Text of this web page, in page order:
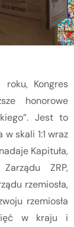
Kongres
honorowe
Jest to
skali 1:1 wraz
Kapituła,
ZRP,
rzemiosła,
rzemiosła
w kraju i